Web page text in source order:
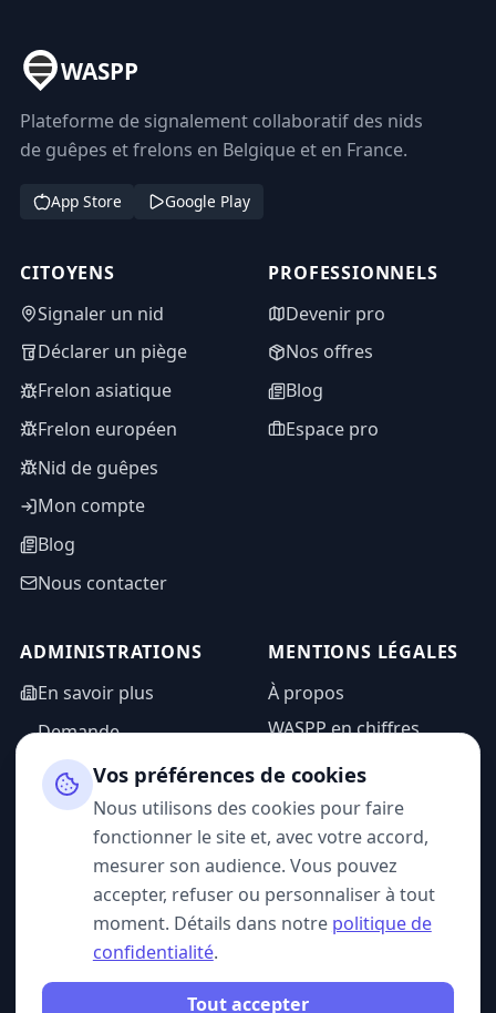
WASPP
Plateforme de signalement collaboratif des nids
de guêpes et frelons en Belgique et en France.
App Store Google Play
CITOYENS
Signaler un nid
Déclarer un piège
Frelon asiatique
Frelon européen
Nid de guêpes
Mon compte
Blog
Nous contacter
PROFESSIONNELS
Devenir pro
Nos offres
Blog
Espace pro
ADMINISTRATIONS
En savoir plus
Demande
d'information
Espace admin
MENTIONS LÉGALES
À propos
WASPP en chiffres
Mentions légales
Politique de
confidentialité
CGU
SUIVEZ-NOUS
Vos préférences de cookies
Nous utilisons des cookies pour faire
fonctionner le site et, avec votre accord,
mesurer son audience. Vous pouvez
accepter, refuser ou personnaliser à tout
moment. Détails dans notre politique de
confidentialité.
Tout accepter